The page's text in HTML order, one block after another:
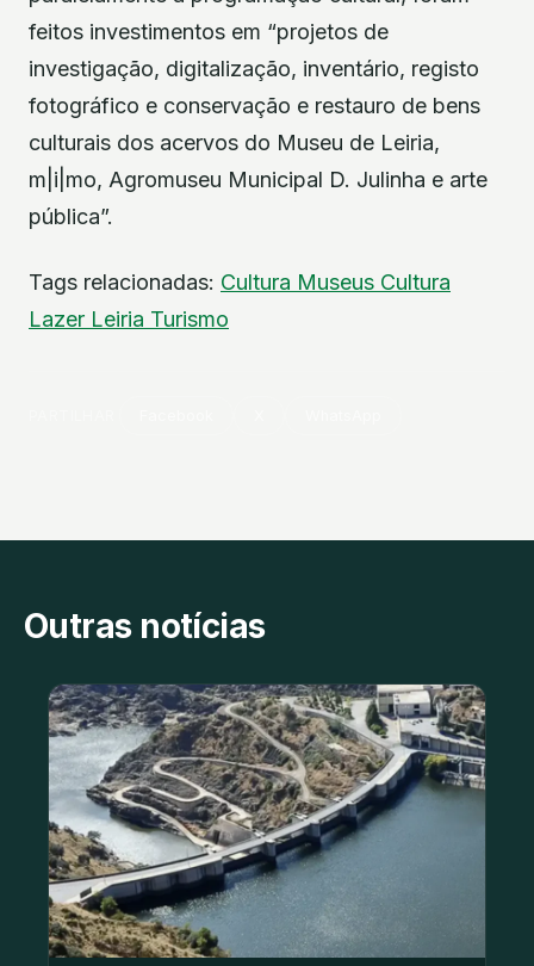
feitos investimentos em “projetos de
investigação, digitalização, inventário, registo
fotográfico e conservação e restauro de bens
culturais dos acervos do Museu de Leiria,
m|i|mo, Agromuseu Municipal D. Julinha e arte
pública”.
Tags relacionadas: Cultura Museus Cultura
Lazer Leiria Turismo
Outras notícias